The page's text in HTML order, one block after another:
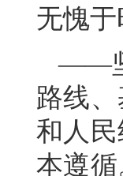
无愧
——
路线
和人
本遵